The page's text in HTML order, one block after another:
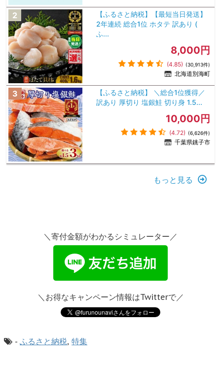
＼寄付金額がわかるシミュレーター／
＼お得なキャンペーン情報はTwitterで／
- ふるさと納税, 特集